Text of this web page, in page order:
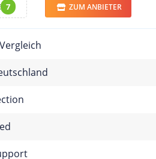
7 ZUM ANBIETER